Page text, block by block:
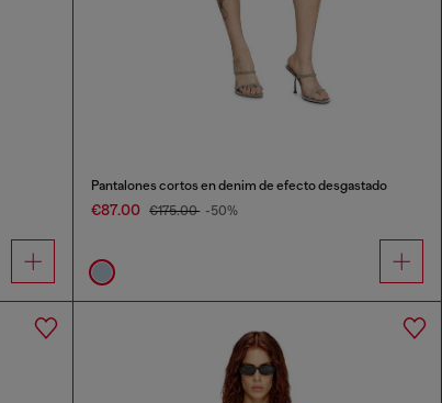
Pantalones cortos en denim de efecto desgastado
€87.00 €175.00 -50%